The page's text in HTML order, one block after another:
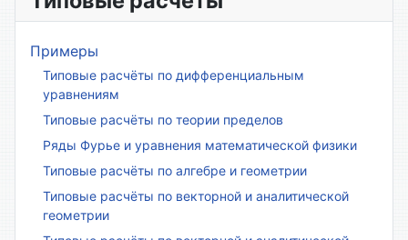
Примеры
Типовые расчёты по дифференциальным
уравнениям
Типовые расчёты по теории пределов
Ряды Фурье и уравнения математической физики
Типовые расчёты по алгебре и геометрии
Типовые расчёты по векторной и аналитической
геометрии